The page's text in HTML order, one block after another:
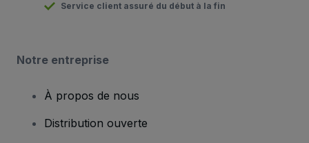
Service client assuré du début à la fin
Notre entreprise
À propos de nous
Distribution ouverte